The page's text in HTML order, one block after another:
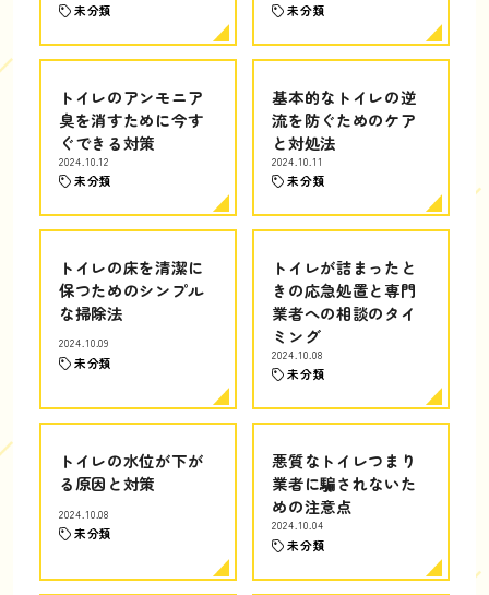
未分類 未分類
トイレのアンモニア
臭を消すために今す
ぐできる対策
2024.10.12
未分類
基本的なトイレの逆
流を防ぐためのケア
と対処法
2024.10.11
未分類
トイレの床を清潔に
保つためのシンプル
な掃除法
2024.10.09
未分類
トイレが詰まったと
きの応急処置と専門
業者への相談のタイ
ミング
2024.10.08
未分類
トイレの水位が下が
る原因と対策
2024.10.08
未分類
悪質なトイレつまり
業者に騙されないた
めの注意点
2024.10.04
未分類